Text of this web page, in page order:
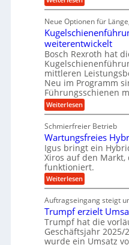
a
e
U
m
g
e
b
u
n
g
e
n
a
n
g
e
l
e
n
r
r
ä
z
i
s
e
H
u
b
b
e
w
e
g
u
n
g
e
n
f
r
A
u
t
o
m
o
t
i
v
e
n
d
M
a
s
c
h
i
e
n
b
a
u
D
g
i
t
a
l
e
r
W
e
r
k
z
e
u
g
k
r
e
i
s
a
u
f
Neue Optionen für
weiterentwickelt
Bosch Rexroth hat
mittleren
Neu im Programm
Führungsschienen
Weiterlesen:
K
g
e
l
s
c
h
i
e
e
n
f
ü
h
Schmierfreier Betrieb
Wartungsfreies
Igus bringt ein
Xiros auf den
funktioniert.
Weiterlesen:
W
r
t
u
n
g
Auftragseingang steigt
Trumpf erzielt
Trumpf hat die
Geschäftsjahr 2025/
wurde ein Umsatz